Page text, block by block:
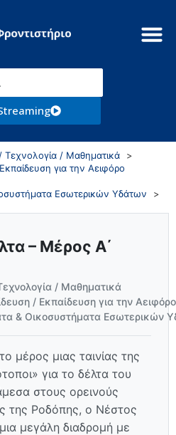
Τεχνολογία / Μαθηματικά
για την Αειφόρο
Εσωτερικών Υδάτων
– Μέρος Α΄
/ Μαθηματικά
/ Εκπαίδευση για την
& Οικοσυστήματα Εσωτερικών
μέρος μιας ταινίας της
για το δέλτα του
στους ορεινούς
της Ροδόπης, ο Νέστος
μεγάλη διαδρομή με